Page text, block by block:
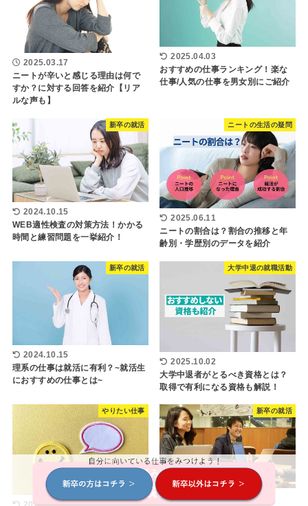
2025.03.17
ニートが辛いと感じる理由は何で
すか？に対する回答を紹介【リア
ルな声も】
2025.04.03
おすすめの仕事ランキング！楽な
仕事/人気の仕事を男女別にご紹介
新卒の就活
2024.10.15
WEB適性検査の対策方法！かかる
時間と練習問題を一挙紹介！
ニートの生活の疑問
2025.06.11
ニートの割合は？割合の推移と年
齢別・学歴別のデータを紹介
新卒の就活
2024.10.15
理系の仕事は就活に有利？~就活生
におすすめの仕事とは~
大学中退の就職活動
2025.10.02
大学中退者がとるべき資格とは？
取得で有利になる資格も解説！
やりたい仕事 新卒の就活
2024.10.15